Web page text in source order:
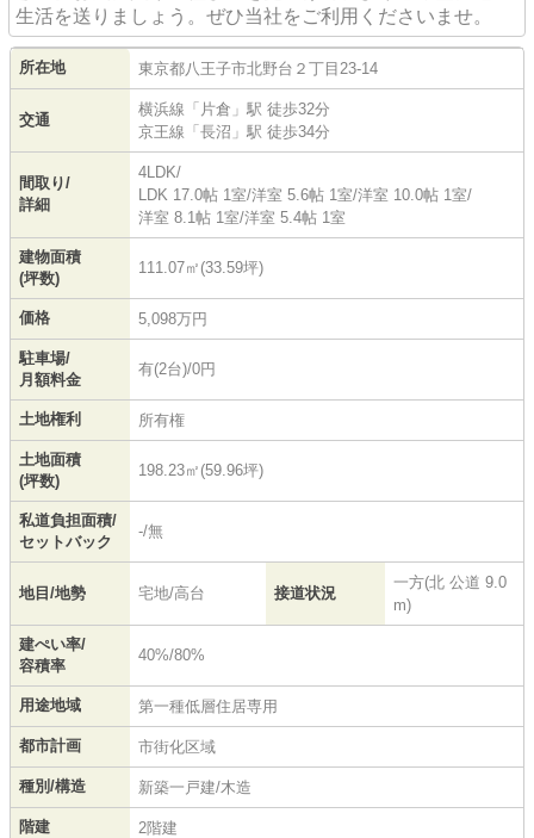
生活を送りましょう。ぜひ当社をご利用くださいませ。
所在地 東京都八王子市北野台 ２丁目23-14
交通
横浜線 「 片倉 」駅 徒歩32分
京王線 「 長沼 」駅 徒歩34分
間取り/
詳細
4LDK/
LDK 17.0帖 1室/洋室 5.6帖 1室/洋室 10.0帖 1室/
洋室 8.1帖 1室/洋室 5.4帖 1室
建物面積
(坪数)
111.07㎡(33.59坪)
価格 5,098万円
駐車場/
月額料金
有(2台)/0円
土地権利 所有権
土地面積
(坪数)
198.23㎡(59.96坪)
私道負担面積/
セットバック
-/無
地目/地勢 宅地/高台 接道状況
一方(北 公道 9.0
m)
建ぺい率/
容積率
40%/80%
用途地域 第一種低層住居専用
都市計画 市街化区域
種別/構造 新築一戸建/木造
階建 2階建